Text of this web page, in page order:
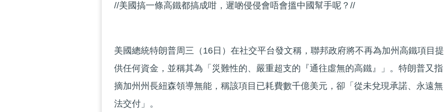
//美國搞一條高鐵都搞成咁，遲啲侵侵會唔會搵中國幫手呢？//
美國總統特朗普周三（16日）在社交平台發文稱，聯邦政府將不再為加州高鐵項目提
供任何資金，並稱其為「災難性的、嚴重超支的『通往虛無的高鐵』」。特朗普又指
摘加州州長紐森領導無能，稱該項目已耗費數千億美元，卻「從未兌現承諾、永遠無
法交付」。